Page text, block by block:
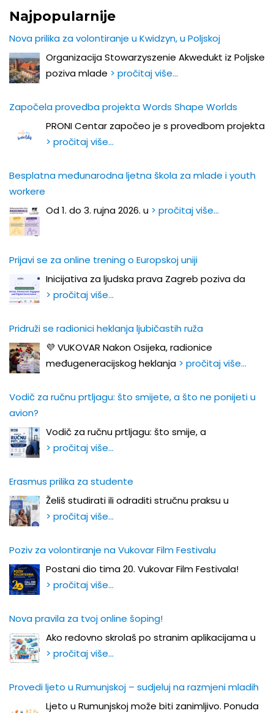
Najpopularnije
Nova prilika za volontiranje u Kwidzyn, u Poljskoj
Organizacija Stowarzyszenie Akwedukt iz Poljske
poziva mlade > pročitaj više…
Započela provedba projekta Words Shape Worlds
PRONI Centar započeo je s provedbom projekta
> pročitaj više…
Besplatna međunarodna ljetna škola za mlade i youth
workere
Od 1. do 3. rujna 2026. u > pročitaj više…
Prijavi se za online trening o Europskoj uniji
Inicijativa za ljudska prava Zagreb poziva da
> pročitaj više…
Pridruži se radionici heklanja ljubičastih ruža
💜 VUKOVAR Nakon Osijeka, radionice
međugeneracijskog heklanja > pročitaj više…
Vodič za ručnu prtljagu: što smijete, a što ne ponijeti u
avion?
Vodič za ručnu prtljagu: što smije, a
> pročitaj više…
Erasmus prilika za studente
Želiš studirati ili odraditi stručnu praksu u
> pročitaj više…
Poziv za volontiranje na Vukovar Film Festivalu
Postani dio tima 20. Vukovar Film Festivala!
> pročitaj više…
Nova pravila za tvoj online šoping!
Ako redovno skrolaš po stranim aplikacijama u
> pročitaj više…
Provedi ljeto u Rumunjskoj – sudjeluj na razmjeni mladih
Ljeto u Rumunjskoj može biti zanimljivo. Ponuda